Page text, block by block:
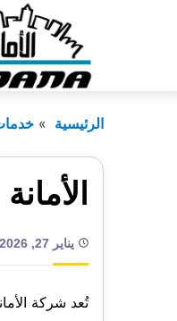
الرئيسية
يناير 27, 2026
تُعد شركة